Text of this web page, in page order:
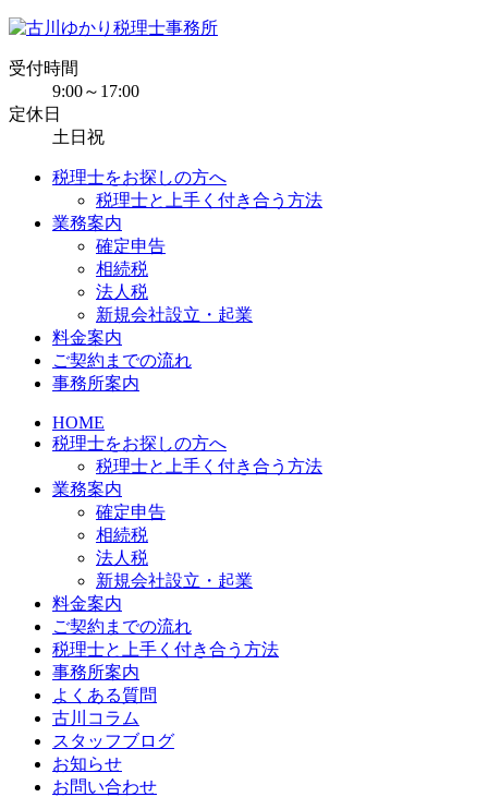
受付時間
9:00～17:00
定休日
土日祝
税理士をお探しの方へ
税理士と上手く付き合う方法
業務案内
確定申告
相続税
法人税
新規会社設立・起業
料金案内
ご契約までの流れ
事務所案内
HOME
税理士をお探しの方へ
税理士と上手く付き合う方法
業務案内
確定申告
相続税
法人税
新規会社設立・起業
料金案内
ご契約までの流れ
税理士と上手く付き合う方法
事務所案内
よくある質問
古川コラム
スタッフブログ
お知らせ
お問い合わせ